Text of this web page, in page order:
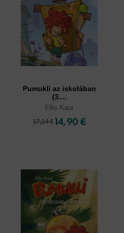
Pumukli az iskolában
(3....
Ellis Kaut
17,14 € 14,90 €